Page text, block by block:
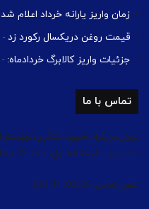
زمان واریز یارانه خرداد اعلام شد
قیمت روغن دریکسال رکورد زد
جزئیات واریز کالابرگ خردادماه:
تماس با ما
تجاری چیتگر،طبقه اول، واحد 13 و 14
تلفن تماس: 44182503 021